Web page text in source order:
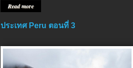
Read more
ประเทศ Peru ตอนที่ 3